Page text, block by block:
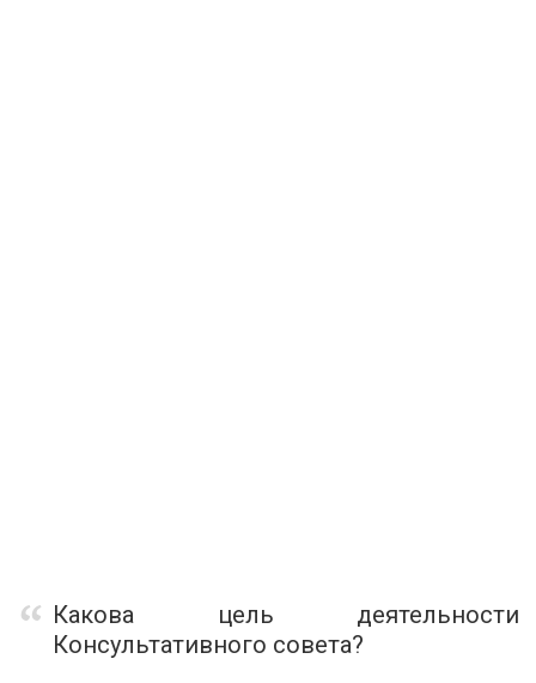
Какова цель деятельности
Консультативного совета?